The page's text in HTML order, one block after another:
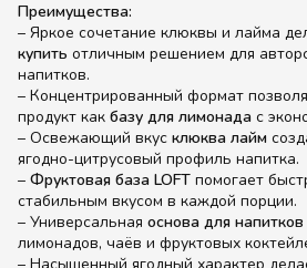
Преимущества:
– Яркое сочетание клюквы и лайма
купить отличным решением для
напитков.
– Концентрированный формат
продукт как базу для лимонада с
– Освежающий вкус клюква лайм
ягодно-цитрусовый профиль напитка.
– Фруктовая база LOFT помогает
стабильным вкусом в каждой порции.
– Универсальная основа для напитков
лимонадов, чаёв и фруктовых